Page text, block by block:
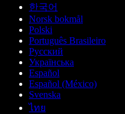
한국어
Norsk bokmål
Polski
Português Brasileiro
Русский
Українська
Español
Español (México)
Svenska
ไทย